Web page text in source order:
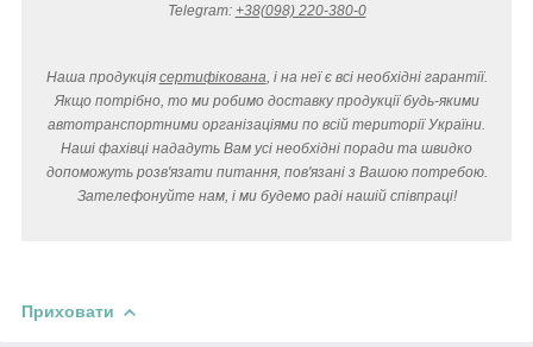
Telegram: +38(098) 220-380-0
Наша продукція сертифікована , і на неї є всі необхідні гарантії.
Якщо потрібно, то ми робимо доставку продукції будь-якими
автотранспортними організаціями по всій території України.
Наші фахівці нададуть Вам усі необхідні поради та швидко
допоможуть розв'язати питання, пов'язані з Вашою потребою.
Зателефонуйте нам, і ми будемо раді нашій співпраці!
Приховати